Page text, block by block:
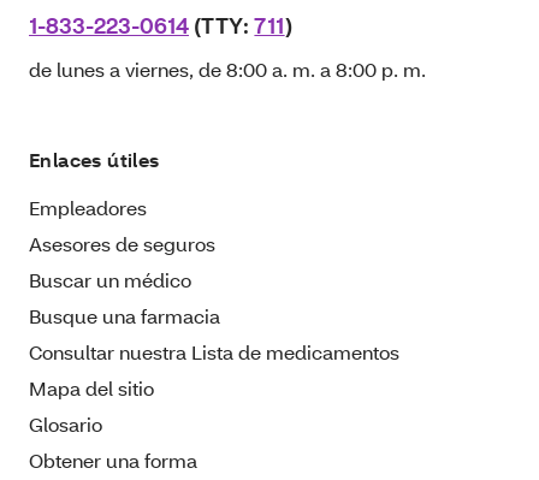
1-833-223-0614 (TTY:711)
de lunes a viernes, de 8:00 a. m. a 8:00 p. m.
Enlaces útiles
Empleadores
Asesores de seguros
Buscar un médico
Busque una farmacia
Consultar nuestra Lista de medicamentos
Mapa del sitio
Glosario
Obtener una forma